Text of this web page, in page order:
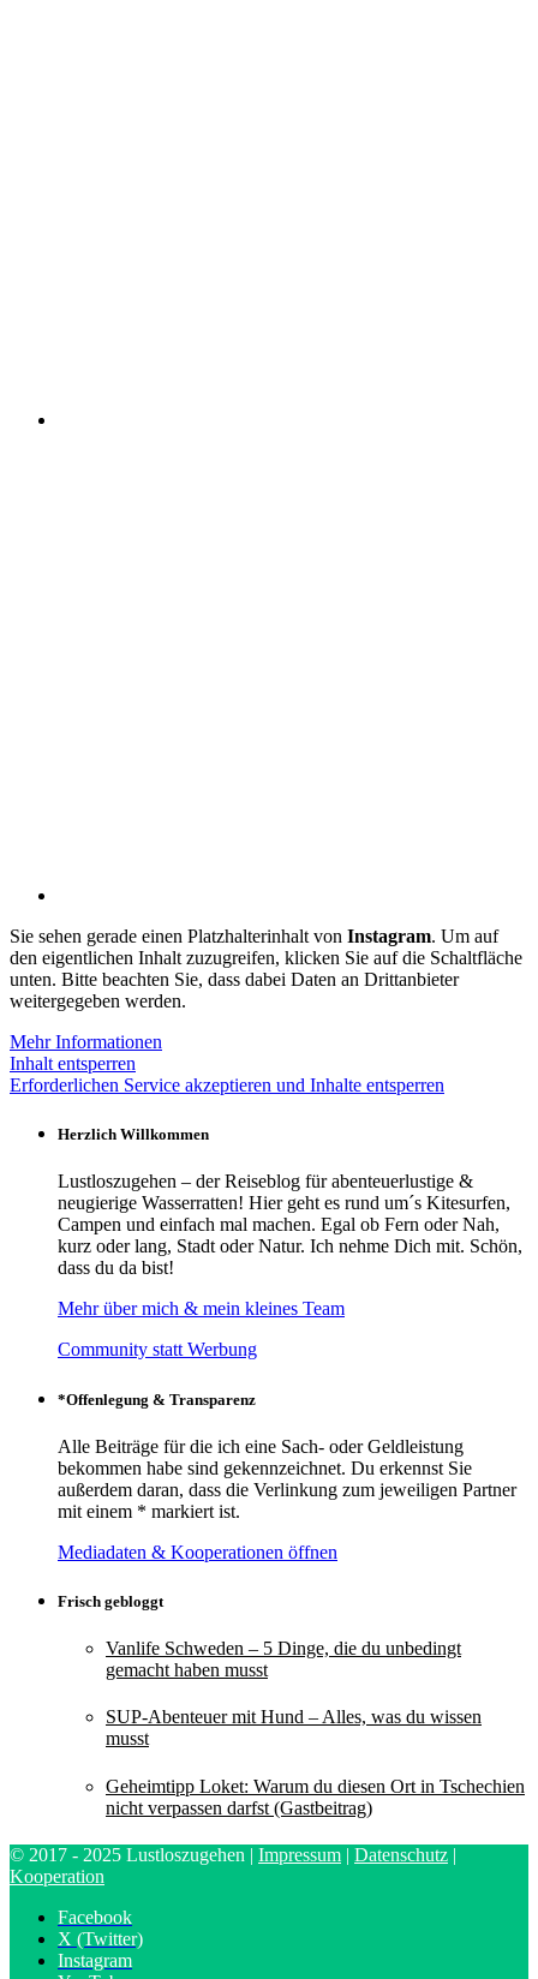
Sie sehen gerade einen Platzhalterinhalt von Instagram. Um auf
den eigentlichen Inhalt zuzugreifen, klicken Sie auf die Schaltfläche
unten. Bitte beachten Sie, dass dabei Daten an Drittanbieter
weitergegeben werden.
Mehr Informationen
Inhalt entsperren
Erforderlichen Service akzeptieren und Inhalte entsperren
Herzlich Willkommen
Lustloszugehen – der Reiseblog für abenteuerlustige &
neugierige Wasserratten! Hier geht es rund um´s Kitesurfen,
Campen und einfach mal machen. Egal ob Fern oder Nah,
kurz oder lang, Stadt oder Natur. Ich nehme Dich mit. Schön,
dass du da bist!
Mehr über mich & mein kleines Team
Community statt Werbung
*Offenlegung & Transparenz
Alle Beiträge für die ich eine Sach- oder Geldleistung
bekommen habe sind gekennzeichnet. Du erkennst Sie
außerdem daran, dass die Verlinkung zum jeweiligen Partner
mit einem * markiert ist.
Mediadaten & Kooperationen öffnen
Frisch gebloggt
Vanlife Schweden – 5 Dinge, die du unbedingt
gemacht haben musst
SUP-Abenteuer mit Hund – Alles, was du wissen
musst
Geheimtipp Loket: Warum du diesen Ort in Tschechien
nicht verpassen darfst (Gastbeitrag)
© 2017 - 2025 Lustloszugehen | Impressum | Datenschutz |
Kooperation
Facebook
X (Twitter)
Instagram